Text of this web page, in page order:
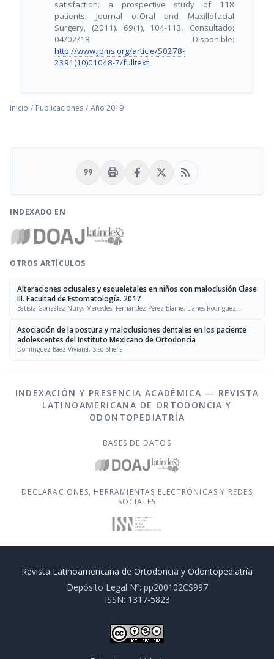
satisfaction: a prospective study of 118
patients. Journal ofOral and Maxillofacial
Surgery, (2011). 69(1), 104-113. Consultado:
04/02/18 Disponible:
http://www.joms.org/article/S0278-
2391(10)01048-7/fulltext
Inicio / Publicaciones / Año 2019
format_quote print rss_feed
INDEXADO EN
OTROS ARTÍCULOS
Alteraciones oclusales y esqueletales en niños con maloclusión Clase
III. Facultad de Estomatología. 2017
Batista González Nurys Mercedes, Fernández Pérez Elaine, Llanes Rodríguez
Asociación de la postura y maloclusiones dentales en los paciente
adolescentes del Instituto Mexicano de Ortodoncia
Domínguez Báez Viviana, Siso Sheila
INDEXACIÓN Y PRESENCIA ACADÉMICA — REVISTA
LATINOAMERICANA DE ORTODONCIA Y
ODONTOPEDIATRÍA
BASES DE DATOS
DECLARACIONES, HERRAMIENTAS ELECTRÓNICAS Y REDES
SOCIALES
Revista Latinoamericana de Ortodoncia y Odontopediatría
Depósito Legal Nº: pp200102CS997
ISSN: 1317-5823